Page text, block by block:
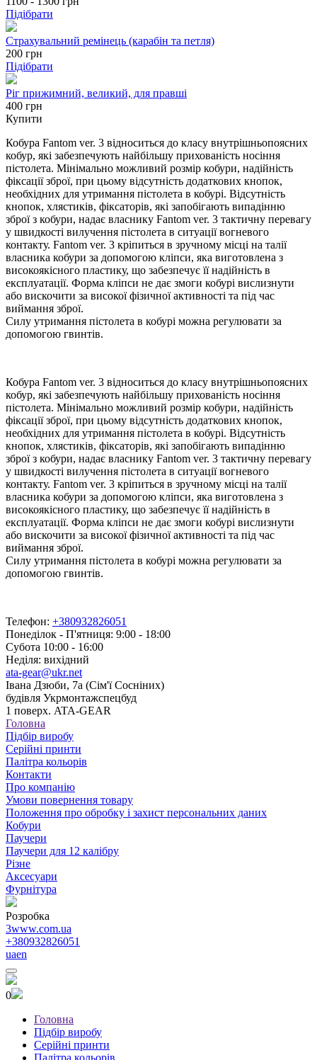
Підібрати
Страхувальний ремінець (карабін та петля)
200 грн
Підібрати
Ріг прижимний, великий, для правші
400 грн
Купити
Кобура Fantom ver. 3 відноситься до класу внутрішньопоясних
кобур, які забезпечують найбільшу прихованість носіння
пістолета. Мінімально можливий розмір кобури, надійність
фіксації зброї, при цьому відсутність додаткових кнопок,
необхідних для утримання пістолета в кобурі. Відсутність
кнопок, хлястиків, фіксаторів, які запобігають випадінню
зброї з кобури, надає власнику Fantom ver. 3 тактичну перевагу
у швидкості вилучення пістолета в ситуації вогневого
контакту. Fantom ver. 3 кріпиться в зручному місці на талії
власника кобури за допомогою кліпси, яка виготовлена з
високоякісного пластику, що забезпечує її надійність в
експлуатації. Форма кліпси не дає змоги кобурі вислизнути
або вискочити за високої фізичної активності та під час
виймання зброї.
Силу утримання пістолета в кобурі можна регулювати за
допомогою гвинтів.
Кобура Fantom ver. 3 відноситься до класу внутрішньопоясних
кобур, які забезпечують найбільшу прихованість носіння
пістолета. Мінімально можливий розмір кобури, надійність
фіксації зброї, при цьому відсутність додаткових кнопок,
необхідних для утримання пістолета в кобурі. Відсутність
кнопок, хлястиків, фіксаторів, які запобігають випадінню
зброї з кобури, надає власнику Fantom ver. 3 тактичну перевагу
у швидкості вилучення пістолета в ситуації вогневого
контакту. Fantom ver. 3 кріпиться в зручному місці на талії
власника кобури за допомогою кліпси, яка виготовлена з
високоякісного пластику, що забезпечує її надійність в
експлуатації. Форма кліпси не дає змоги кобурі вислизнути
або вискочити за високої фізичної активності та під час
виймання зброї.
Силу утримання пістолета в кобурі можна регулювати за
допомогою гвинтів.
Телефон: +380932826051
Понеділок - П'ятниця: 9:00 - 18:00
Субота 10:00 - 16:00
Неділя: вихідний
ata-gear@ukr.net
Івана Дзюби, 7а (Сім'ї Сосніних)
будівля Укрмонтажспецбуд
1 поверх. ATA-GEAR
Головна
Підбір виробу
Серійні принти
Палітра кольорів
Контакти
Про компанію
Умови повернення товару
Положення про обробку і захист персональних даних
Кобури
Паучери
Паучери для 12 калібру
Різне
Аксесуари
Фурнітура
Розробка
3www.com.ua
+380932826051
uaen
0
Головна
Підбір виробу
Серійні принти
Палітра кольорів